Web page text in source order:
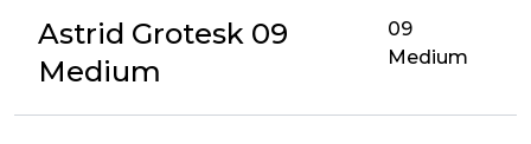
Astrid Grotesk 09
Medium
09
Medium